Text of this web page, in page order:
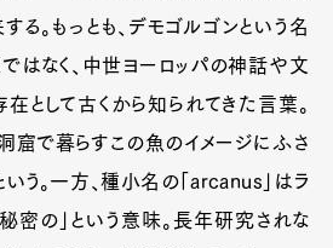
Magazine
Contact
Pen Meet
る。もっとも、デモゴルゴンという名
はなく、中世ヨーロッパの神話や文
として古くから知られてきた言葉。
窟で暮らすこの魚のイメージにふさ
う。一方、種小名の「arcanus」はラ
秘密の」という意味。長年研究されな